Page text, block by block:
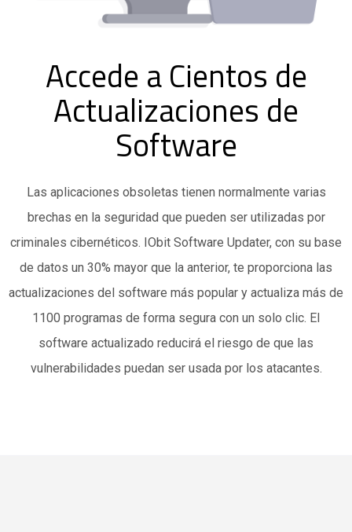
Accede a Cientos de
Actualizaciones de
Software
Las aplicaciones obsoletas tienen normalmente varias
brechas en la seguridad que pueden ser utilizadas por
criminales cibernéticos. IObit Software Updater, con su base
de datos un 30% mayor que la anterior, te proporciona las
actualizaciones del software más popular y actualiza más de
1100 programas de forma segura con un solo clic. El
software actualizado reducirá el riesgo de que las
vulnerabilidades puedan ser usada por los atacantes.